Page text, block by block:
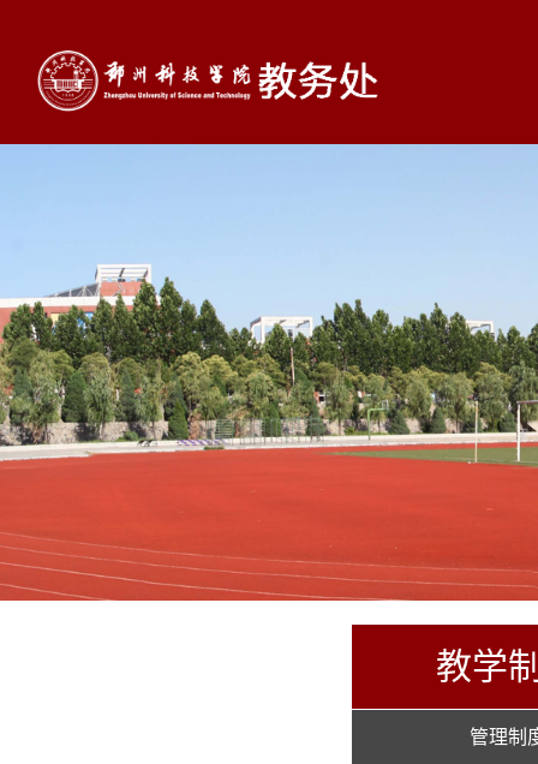
教学
管理制